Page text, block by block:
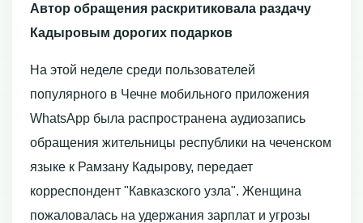
Автор обращения раскритиковала раздачу
Кадыровым дорогих подарков
На этой неделе среди пользователей
популярного в Чечне мобильного приложения
WhatsApp была распространена аудиозапись
обращения жительницы республики на чеченском
языке к Рамзану Кадырову, передает
корреспондент "Кавказского узла". Женщина
пожаловалась на удержания зарплат и угрозы